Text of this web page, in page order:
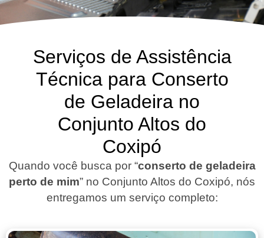
Serviços de Assistência
Técnica para Conserto
de Geladeira no
Conjunto Altos do
Coxipó
Quando você busca por “conserto de geladeira
perto de mim” no Conjunto Altos do Coxipó, nós
entregamos um serviço completo: